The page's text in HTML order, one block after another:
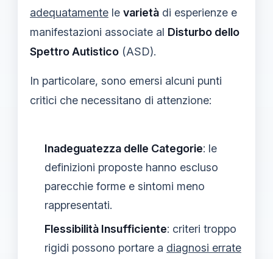
adequatamente le varietà di esperienze e
manifestazioni associate al Disturbo dello
Spettro Autistico (ASD).
In particolare, sono emersi alcuni punti
critici che necessitano di attenzione:
Inadeguatezza delle Categorie: le
definizioni proposte hanno escluso
parecchie forme e sintomi meno
rappresentati.
Flessibilità Insufficiente: criteri troppo
rigidi possono portare a diagnosi errate